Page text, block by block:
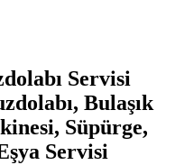
Servisi
Bulaşık
Süpürge,
Servisi